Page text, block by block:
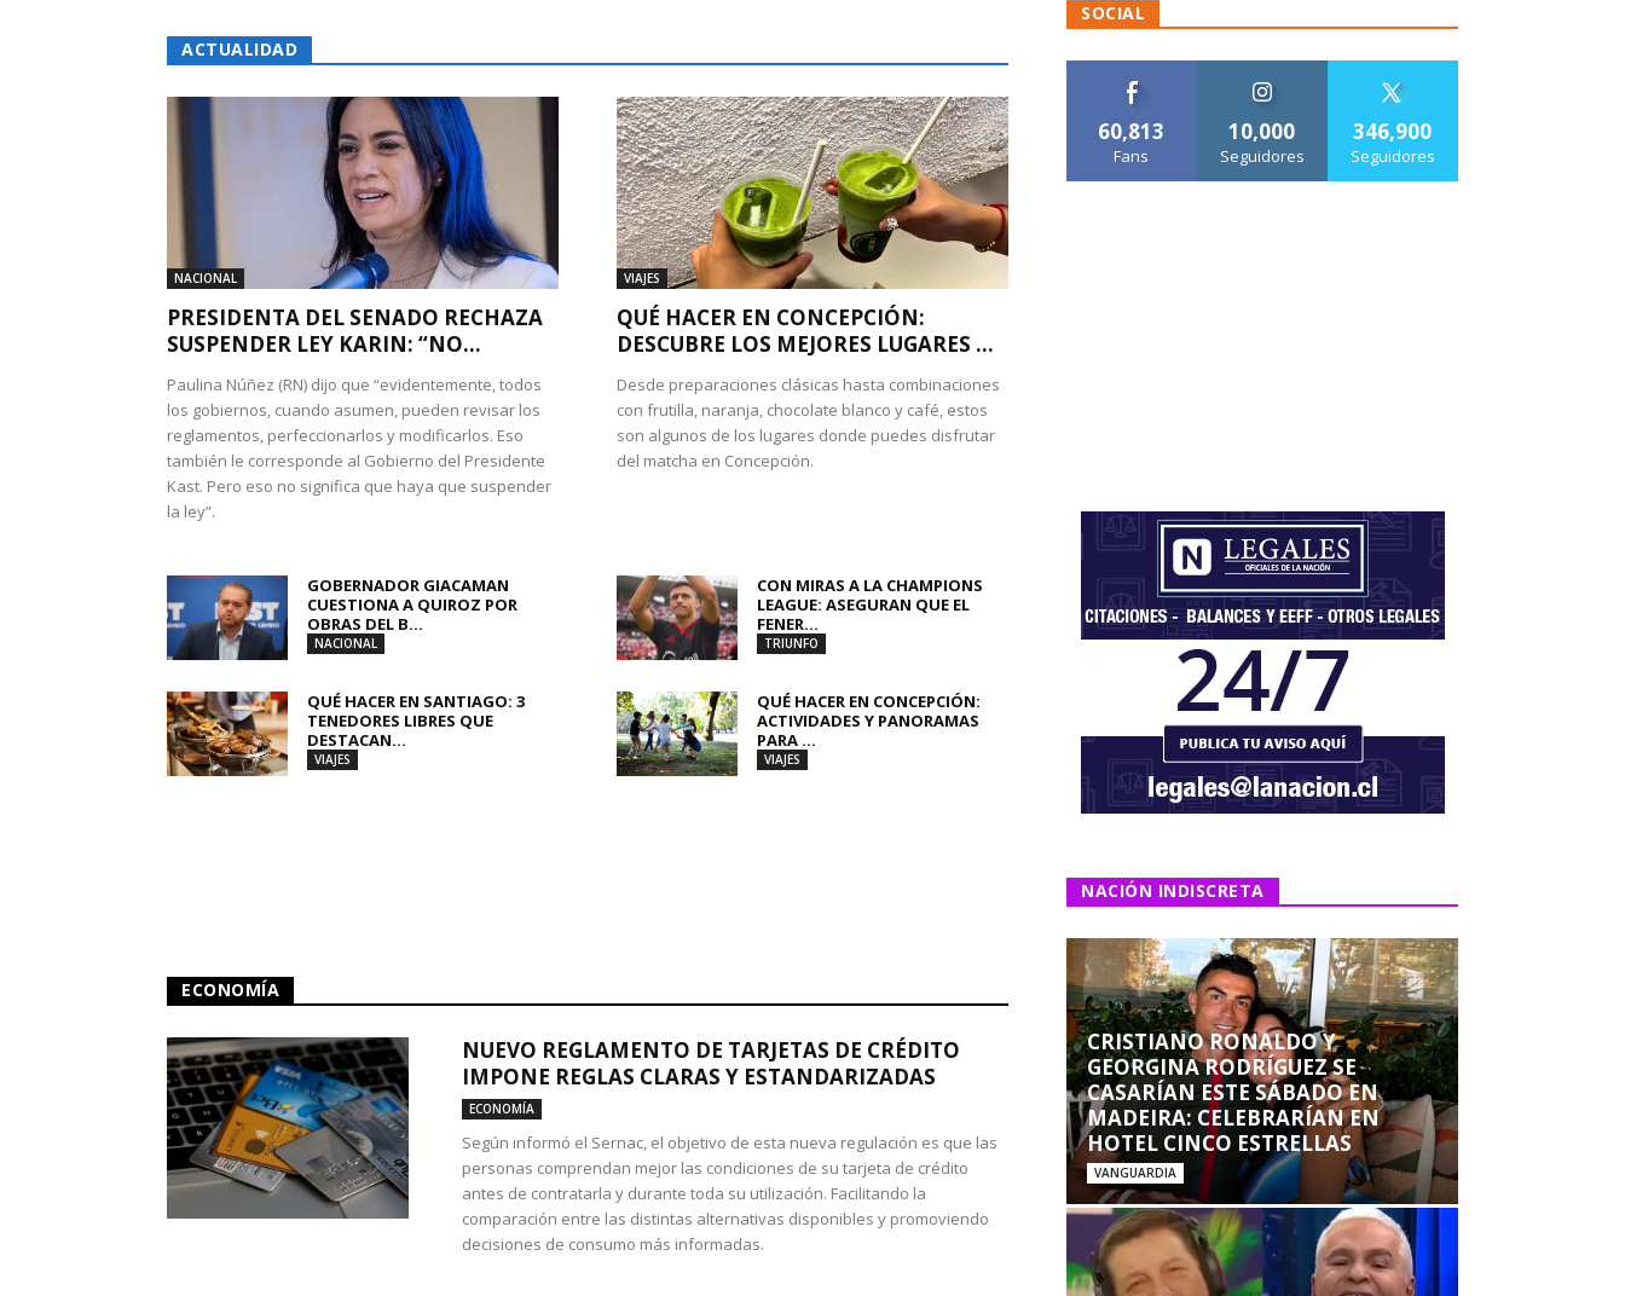
ACTUALIDAD
NACIONAL
PRESIDENTA DEL SENADO RECHAZA
SUSPENDER LEY KARIN: “NO...
Paulina Núñez (RN) dijo que “evidentemente, todos
los gobiernos, cuando asumen, pueden revisar los
reglamentos, perfeccionarlos y modificarlos. Eso
también le corresponde al Gobierno del Presidente
Kast. Pero eso no significa que haya que suspender
la ley”.
VIAJES
QUÉ HACER EN CONCEPCIÓN:
DESCUBRE LOS MEJORES LUGARES ...
Desde preparaciones clásicas hasta combinaciones
con frutilla, naranja, chocolate blanco y café, estos
son algunos de los lugares donde puedes disfrutar
del matcha en Concepción.
GOBERNADOR GIACAMAN
CUESTIONA A QUIROZ POR
OBRAS DEL B...
NACIONAL
CON MIRAS A LA CHAMPIONS
LEAGUE: ASEGURAN QUE EL
FENER...
TRIUNFO
QUÉ HACER EN SANTIAGO: 3
TENEDORES LIBRES QUE
DESTACAN...
VIAJES
QUÉ HACER EN CONCEPCIÓN:
ACTIVIDADES Y PANORAMAS
PARA ...
VIAJES
ECONOMÍA
NUEVO REGLAMENTO DE TARJETAS DE CRÉDITO
IMPONE REGLAS CLARAS Y ESTANDARIZADAS
ECONOMÍA
Según informó el Sernac, el objetivo de esta nueva regulación es que las
personas comprendan mejor las condiciones de su tarjeta de crédito
antes de contratarla y durante toda su utilización. Facilitando la
comparación entre las distintas alternativas disponibles y promoviendo
decisiones de consumo más informadas.
SOCIAL
60,813
Fans
10,000
Seguidores
346,900
Seguidores
NACIÓN INDISCRETA
CRISTIANO RONALDO Y
GEORGINA RODRÍGUEZ SE
CASARÍAN ESTE SÁBADO EN
MADEIRA: CELEBRARÍAN EN
HOTEL CINCO ESTRELLAS
VANGUARDIA